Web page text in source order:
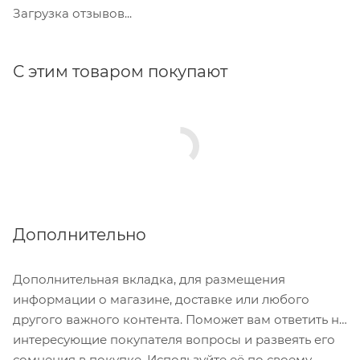
Загрузка отзывов...
С этим товаром покупают
Дополнительно
Дополнительная вкладка, для размещения
информации о магазине, доставке или любого
другого важного контента. Поможет вам ответить на
интересующие покупателя вопросы и развеять его